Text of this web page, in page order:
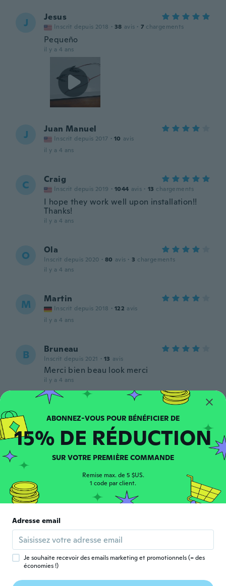
J Jesus
Inscrit depuis 2018 · 38 avis · 7 chargements
Pequeño
il y a 4 ans
J Juan Manuel
Inscrit depuis 2017 · 10 avis
il y a 4 ans
C Craig
Inscrit depuis 2019 · 1044 avis · 13 chargements
I hope they work well upon installation!!
Thanks!
il y a 4 ans
O Ola
Inscrit depuis 2020 · 80 avis · 3 chargements
il y a 4 ans
M Martin
Inscrit depuis 2018 · 122 avis
il y a 4 ans
B Bruneau
Inscrit depuis 2021 · 13 avis
Merci bien beau look merci
il y a 4 ans
J Inscrit depuis 2014 · 4 avis
il y a 4 ans
J James
A Ajdin
Inscrit depuis 2022 · 44 avis · 16 chargements
Okay
Feezus
15% DE RÉDUCTION
SUR VOTRE PREMIÈRE COMMANDE
Remise max. de 5 $US.
1 code par client.
Adresse email
Je souhaite recevoir des emails marketing et promotionnels (= des
économies !)